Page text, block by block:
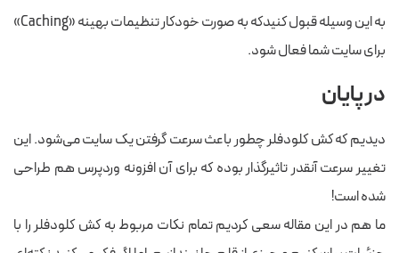
به این وسیله قبول کنیدکه به صورت خودکار تنظیمات بهینه «Caching»
برای سایت شما فعال شود.
در پایان
دیدیم که کش کلودفلر چطور باعث سرعت گرفتن یک سایت می‌شود. این
تغییر سرعت آنقدر تاثیرگذار بوده که برای آن افزونه وردپرس هم طراحی
شده است!
ما هم در این مقاله سعی کردیم تمام نکات مربوط به کش کلودفلر را با